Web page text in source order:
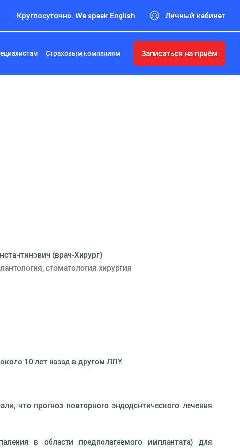
Круглосуточно. We speak English Личный кабинет
Страховым компаниям Записаться на приём
(врач-Хирург)
стоматология хирургия
10 лет назад в другом ЛПУ.
что прогноз повторного эндодонтического лечения
в области предполагаемого имплантата) для